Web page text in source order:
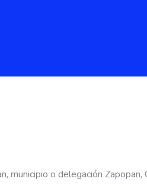
municipio o delegación Zapopan,